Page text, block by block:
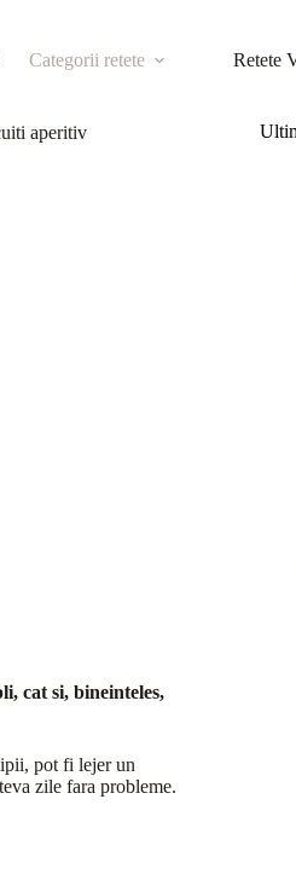
Categorii retete Retete
aperitiv
cat si, bineinteles,
pot fi lejer un
zile fara probleme.